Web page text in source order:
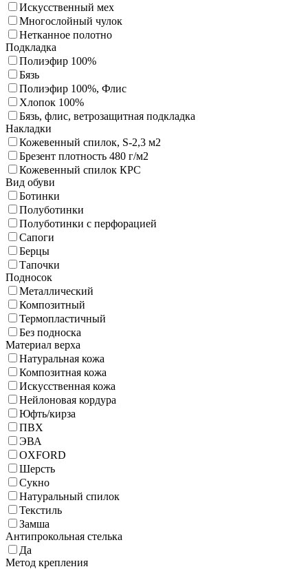
Искусственный мех
Многослойный чулок
Нетканное полотно
Подкладка
Полиэфир 100%
Бязь
Полиэфир 100%, Флис
Хлопок 100%
Бязь, флис, ветрозащитная подкладка
Накладки
Кожевенный спилок, S-2,3 м2
Брезент плотность 480 г/м2
Кожевенный спилок КРС
Вид обуви
Ботинки
Полуботинки
Полуботинки с перфорацией
Сапоги
Берцы
Тапочки
Подносок
Металлический
Композитный
Термопластичный
Без подноска
Материал верха
Натуральная кожа
Композитная кожа
Искусственная кожа
Нейлоновая кордура
Юфть/кирза
ПВХ
ЭВА
OXFORD
Шерсть
Сукно
Натуральный спилок
Текстиль
Замша
Антипрокольная стелька
Да
Метод крепления